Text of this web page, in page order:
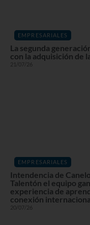
EMPRESARIALES
La segunda
con la adquisición de
21/07/26
EMPRESARIALES
Intendencia de
Talentón el equipo
experiencia de
conexión
20/07/26